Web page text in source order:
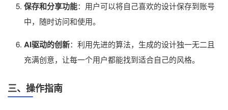
保存和分享功能：用户可以将自己喜欢的设计保存到账号
中，随时访问和使用。
AI驱动的创新：利用先进的算法，生成的设计独一无二且
充满创意，让每一个用户都能找到适合自己的风格。
三、操作指南